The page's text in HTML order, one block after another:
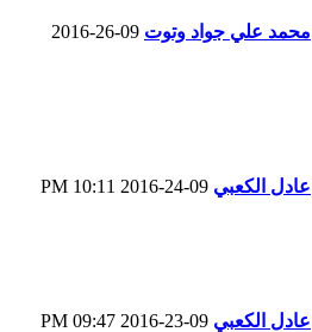
محمد علي جواد وتوت
عادل الكعبي
10:11 PM
عادل الكعبي
09:47 PM